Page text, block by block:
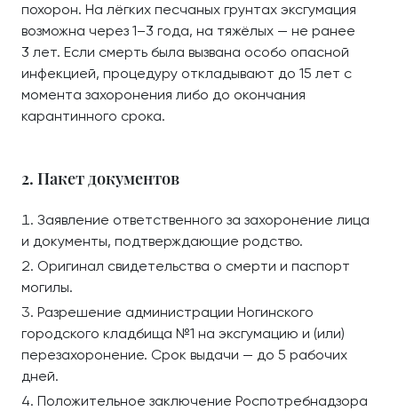
похорон. На лёгких песчаных грунтах эксгумация
возможна через 1–3 года, на тяжёлых — не ранее
3 лет. Если смерть была вызвана особо опасной
инфекцией, процедуру откладывают до 15 лет с
момента захоронения либо до окончания
карантинного срока.
2. Пакет документов
Заявление ответственного за захоронение лица
и документы, подтверждающие родство.
Оригинал свидетельства о смерти и паспорт
могилы.
Разрешение администрации Ногинского
городского кладбища №1 на эксгумацию и (или)
перезахоронение. Срок выдачи — до 5 рабочих
дней.
Положительное заключение Роспотребнадзора